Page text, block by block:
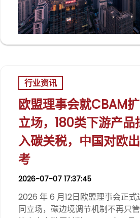
行业资讯
欧盟理事会就CBAM
立场，180类下游产
入碳关税，中国对欧
考
2026-07-07 17:37:45
2026 年 6 月12日欧盟理事会正
同立场，碳边境调节机制不再只